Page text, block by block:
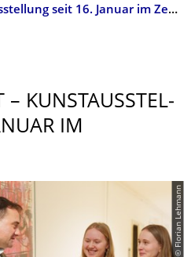
MINT meets Art – Kunstausstellung seit 16. Januar im Zeunerbau
– KUNSTAUSSTEL­
IM
© Florian Lehmann